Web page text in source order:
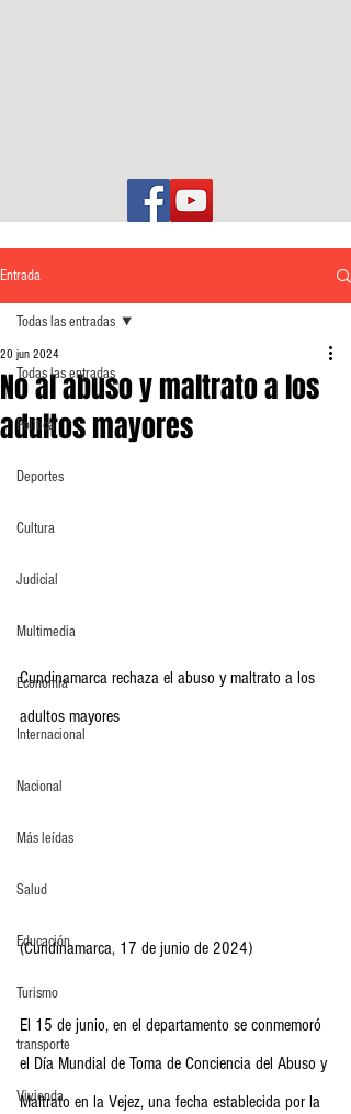
Entrada
Todas las entradas
Política
Deportes
Cultura
Judicial
Multimedia
Economia
Internacional
Nacional
Más leídas
Salud
Educación
Turismo
transporte
Vivienda
Todas las entradas
No al abuso y maltrato a los
adultos mayores
20 jun 2024
Cundinamarca rechaza el abuso y maltrato a los
adultos mayores
(Cundinamarca, 17 de junio de 2024)
El 15 de junio, en el departamento se conmemoró
el Día Mundial de Toma de Conciencia del Abuso y
Maltrato en la Vejez, una fecha establecida por la